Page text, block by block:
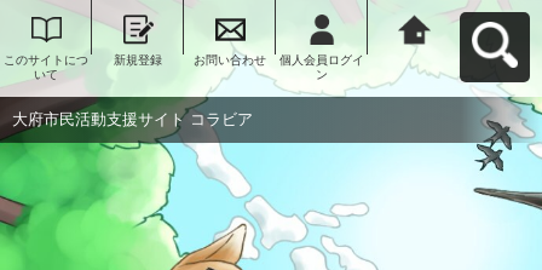
このサイトにつ
いて
新規登録 お問い合わせ
個人会員ログイ
ン
大府市民活動支
援サイト コラビ
アへ戻る
大府市民活動支援サイト コラビア